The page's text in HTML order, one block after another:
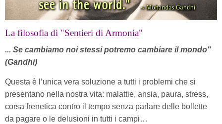
La filosofia di "Sentieri di Armonia"
... Se cambiamo noi stessi potremo cambiare il mondo"
(Gandhi)
Questa è l’unica vera soluzione a tutti i problemi che si
presentano nella nostra vita: malattie, ansia, paura, stress,
corsa frenetica contro il tempo senza parlare delle bollette
da pagare o le delusioni in tutti i campi…